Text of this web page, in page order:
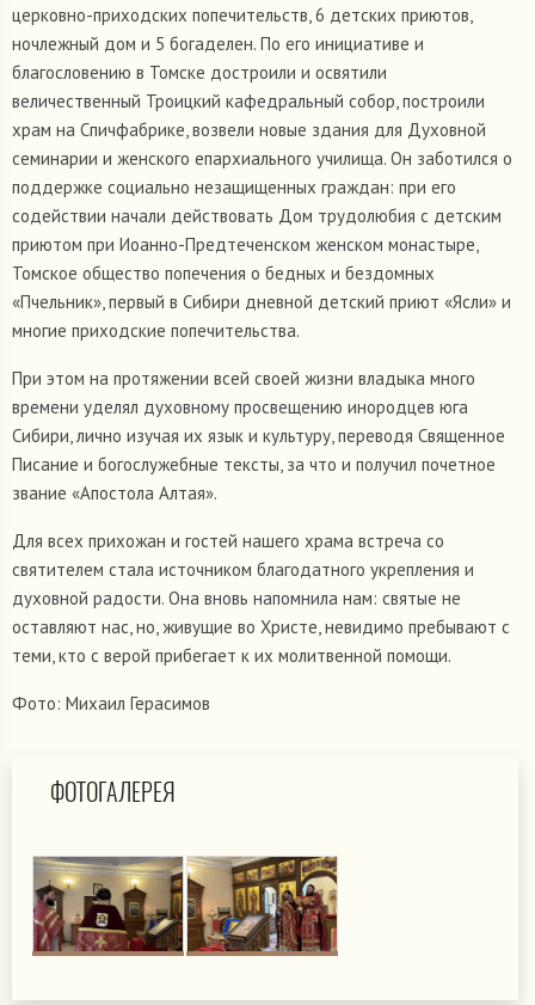
церковно-приходских попечительств, 6 детских приютов,
ночлежный дом и 5 богаделен. По его инициативе и
благословению в Томске достроили и освятили
величественный Троицкий кафедральный собор, построили
храм на Спичфабрике, возвели новые здания для Духовной
семинарии и женского епархиального училища. Он заботился о
поддержке социально незащищенных граждан: при его
содействии начали действовать Дом трудолюбия с детским
приютом при Иоанно-Предтеченском женском монастыре,
Томское общество попечения о бедных и бездомных
«Пчельник», первый в Сибири дневной детский приют «Ясли» и
многие приходские попечительства.
При этом на протяжении всей своей жизни владыка много
времени уделял духовному просвещению инородцев юга
Сибири, лично изучая их язык и культуру, переводя Священное
Писание и богослужебные тексты, за что и получил почетное
звание «Апостола Алтая».
Для всех прихожан и гостей нашего храма встреча со
святителем стала источником благодатного укрепления и
духовной радости. Она вновь напомнила нам: святые не
оставляют нас, но, живущие во Христе, невидимо пребывают с
теми, кто с верой прибегает к их молитвенной помощи.
Фото: Михаил Герасимов
ФОТОГАЛЕРЕЯ